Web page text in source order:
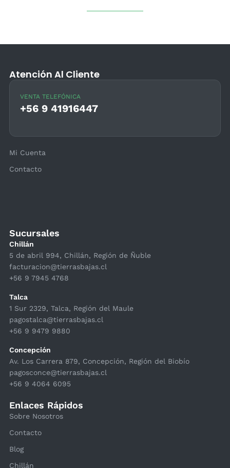
Sucursales
Chillán
5 de abril 994, Chillán, Región de Ñuble
facturacion@tierrasbajas.cl
+56 9 7945 4768
Talca
1 Sur 2329, Talca, Región del Maule
pagostalca@tierrasbajas.cl
+56 9 9479 9880
Concepción
Av. Los Carrera 879, Concepción, Región del Biobío
pagosconce@tierrasbajas.cl
+56 9 4064 6095
Enlaces Rápidos
Sobre Nosotros
Contacto
Blog
Chillán
Atención Al Cliente
VENTA TELEFÓNICA
+56 9 41916447
Mi Cuenta
Contacto